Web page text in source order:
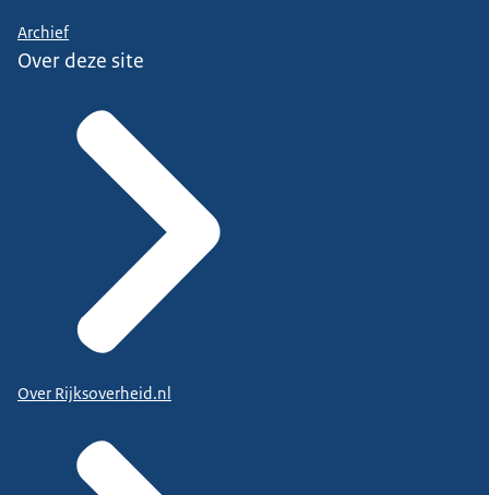
Archief
Over deze site
Over Rijksoverheid.nl